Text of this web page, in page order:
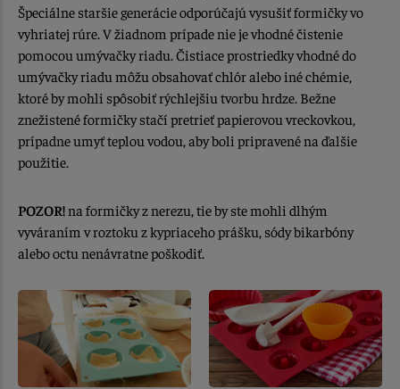
Špeciálne staršie generácie odporúčajú vysušiť formičky vo
vyhriatej rúre. V žiadnom prípade nie je vhodné čistenie
pomocou umývačky riadu. Čistiace prostriedky vhodné do
umývačky riadu môžu obsahovať chlór alebo iné chémie,
ktoré by mohli spôsobiť rýchlejšiu tvorbu hrdze. Bežne
znežistené formičky stačí pretrieť papierovou vreckovkou,
prípadne umyť teplou vodou, aby boli pripravené na ďalšie
použitie.
POZOR!na formičky z nerezu, tie by ste mohli dlhým
vyváraním v roztoku z kypriaceho prášku, sódy bikarbóny
alebo octu nenávratne poškodiť.